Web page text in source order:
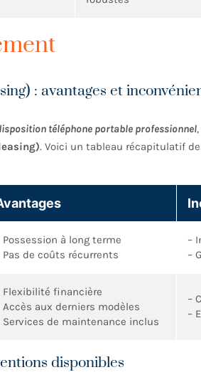
: avantages et
téléphone portable professionnel
. Voici un tableau récapitulatif
Possession à long terme
Pas de coûts récurrents
–
–
Flexibilité financière
Accès aux derniers modèles
Services de maintenance inclus
–
–
disponibles